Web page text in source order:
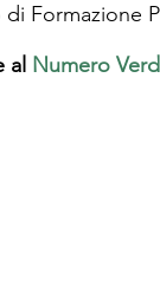
Formazione
al Numero